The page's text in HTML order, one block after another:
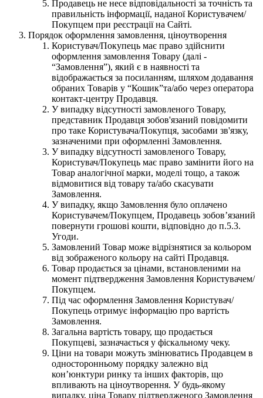
Продавець не несе відповідальності за точність та
правильність інформації, наданої Користувачем/
Покупцем при реєстрації на Сайті.
Порядок оформлення замовлення, ціноутворення
Користувач/Покупець має право здійснити
оформлення замовлення Товару (далі -
“Замовлення”), який є в наявності та
відображається за посиланням, шляхом додавання
обраних Товарів у “Кошик”та/або через оператора
контакт-центру Продавця.
У випадку відсутності замовленого Товару,
представник Продавця зобов'язаний повідомити
про таке Користувача/Покупця, засобами зв'язку,
зазначеними при оформленні Замовлення.
У випадку відсутності замовленого Товару,
Користувач/Покупець має право замінити його на
Товар аналогічної марки, моделі тощо, а також
відмовитися від товару та/або скасувати
Замовлення.
У випадку, якщо Замовлення було оплачено
Користувачем/Покупцем, Продавець зобов’язаний
повернути грошові кошти, відповідно до п.5.3.
Угоди.
Замовлений Товар може відрізнятися за кольором
від зображеного кольору на сайті Продавця.
Товар продається за цінами, встановленими на
момент підтвердження Замовлення Користувачем/
Покупцем.
Під час оформлення Замовлення Користувач/
Покупець отримує інформацію про вартість
Замовлення.
Загальна вартість товару, що продається
Покупцеві, зазначається у фіскальному чеку.
Ціни на товари можуть змінюватись Продавцем в
односторонньому порядку залежно від
кон’юнктури ринку та інших факторів, що
впливають на ціноутворення. У будь-якому
випадку, ціна Товару підтвердженого Замовлення